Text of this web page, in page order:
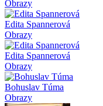
Obrazy
Edita Spannerová
Obrazy
Edita Spannerová
Obrazy
Bohuslav Túma
Obrazy